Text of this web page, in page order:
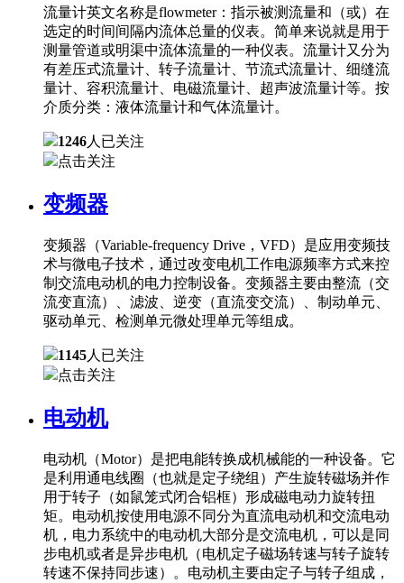
流量计英文名称是flowmeter：指示被测流量和（或）在
选定的时间间隔内流体总量的仪表。简单来说就是用于
测量管道或明渠中流体流量的一种仪表。流量计又分为
有差压式流量计、转子流量计、节流式流量计、细缝流
量计、容积流量计、电磁流量计、超声波流量计等。按
介质分类：液体流量计和气体流量计。
1246人已关注
点击关注
变频器
变频器（Variable-frequency Drive，VFD）是应用变频技
术与微电子技术，通过改变电机工作电源频率方式来控
制交流电动机的电力控制设备。变频器主要由整流（交
流变直流）、滤波、逆变（直流变交流）、制动单元、
驱动单元、检测单元微处理单元等组成。
1145人已关注
点击关注
电动机
电动机（Motor）是把电能转换成机械能的一种设备。它
是利用通电线圈（也就是定子绕组）产生旋转磁场并作
用于转子（如鼠笼式闭合铝框）形成磁电动力旋转扭
矩。电动机按使用电源不同分为直流电动机和交流电动
机，电力系统中的电动机大部分是交流电机，可以是同
步电机或者是异步电机（电机定子磁场转速与转子旋转
转速不保持同步速）。电动机主要由定子与转子组成，